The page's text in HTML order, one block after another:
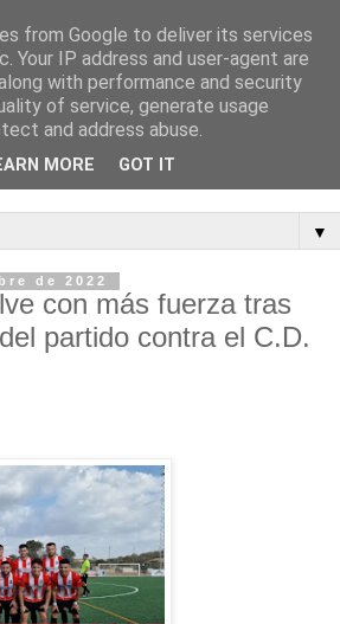
de Calañas
▼
de 2022
con más fuerza tras
partido contra el C.D.
from Google to deliver its services
Your IP address and user-agent are
with performance and security
of service, generate usage
and address abuse.
MORE GOT IT